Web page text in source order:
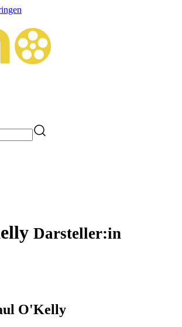
Darsteller:in
O'Kelly